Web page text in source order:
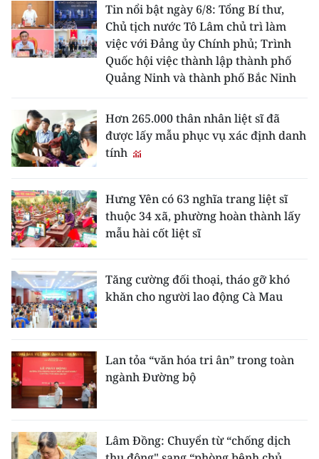
Tin nổi bật ngày 6/8: Tổng Bí thư,
Chủ tịch nước Tô Lâm chủ trì làm
việc với Đảng ủy Chính phủ; Trình
Quốc hội việc thành lập thành phố
Quảng Ninh và thành phố Bắc Ninh
Hơn 265.000 thân nhân liệt sĩ đã
được lấy mẫu phục vụ xác định danh
tính
Hưng Yên có 63 nghĩa trang liệt sĩ
thuộc 34 xã, phường hoàn thành lấy
mẫu hài cốt liệt sĩ
Tăng cường đối thoại, tháo gỡ khó
khăn cho người lao động Cà Mau
Lan tỏa “văn hóa tri ân” trong toàn
ngành Đường bộ
Lâm Đồng: Chuyển từ “chống dịch